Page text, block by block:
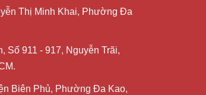
Thị Minh Khai, Phường Đa
Số 911 - 917, Nguyễn Trãi,
Biên Phủ, Phường Đa Kao,